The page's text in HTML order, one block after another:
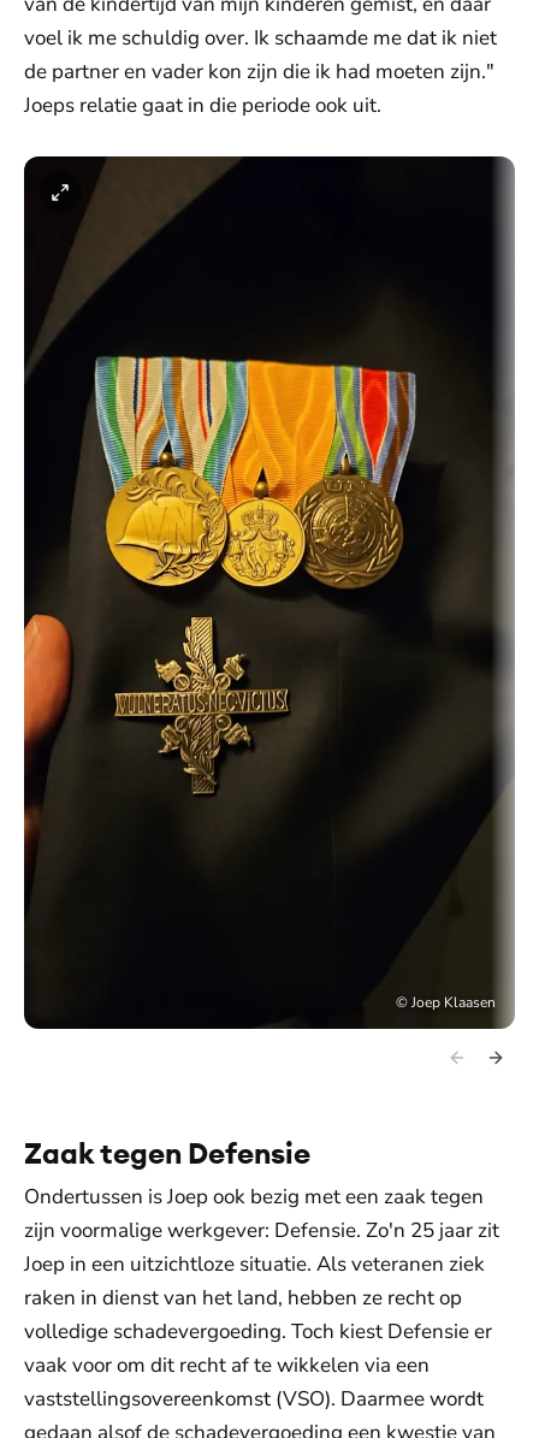
voel ik me schuldig over. Ik schaamde me dat ik niet
de partner en vader kon zijn die ik had moeten zijn."
Joeps relatie gaat in die periode ook uit.
©Joep Klaasen
Zaak tegen Defensie
Ondertussen is Joep ook bezig met een zaak tegen
zijn voormalige werkgever: Defensie. Zo'n 25 jaar zit
Joep in een uitzichtloze situatie. Als veteranen ziek
raken in dienst van het land, hebben ze recht op
volledige schadevergoeding. Toch kiest Defensie er
vaak voor om dit recht af te wikkelen via een
vaststellingsovereenkomst (VSO). Daarmee wordt